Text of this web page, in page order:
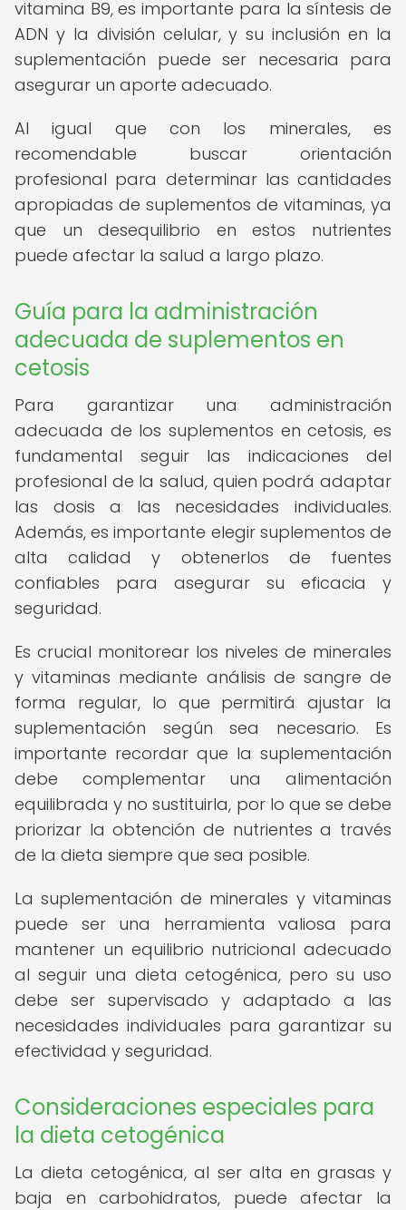
vitamina B9, es importante para la síntesis de
ADN y la división celular, y su inclusión en la
suplementación puede ser necesaria para
asegurar un aporte adecuado.
Al igual que con los minerales, es
recomendable buscar orientación
profesional para determinar las cantidades
apropiadas de suplementos de vitaminas, ya
que un desequilibrio en estos nutrientes
puede afectar la salud a largo plazo.
Guía para la administración
adecuada de suplementos en
cetosis
Para garantizar una administración
adecuada de los suplementos en cetosis, es
fundamental seguir las indicaciones del
profesional de la salud, quien podrá adaptar
las dosis a las necesidades individuales.
Además, es importante elegir suplementos de
alta calidad y obtenerlos de fuentes
confiables para asegurar su eficacia y
seguridad.
Es crucial monitorear los niveles de minerales
y vitaminas mediante análisis de sangre de
forma regular, lo que permitirá ajustar la
suplementación según sea necesario. Es
importante recordar que la suplementación
debe complementar una alimentación
equilibrada y no sustituirla, por lo que se debe
priorizar la obtención de nutrientes a través
de la dieta siempre que sea posible.
La suplementación de minerales y vitaminas
puede ser una herramienta valiosa para
mantener un equilibrio nutricional adecuado
al seguir una dieta cetogénica, pero su uso
debe ser supervisado y adaptado a las
necesidades individuales para garantizar su
efectividad y seguridad.
Consideraciones especiales para
la dieta cetogénica
La dieta cetogénica, al ser alta en grasas y
baja en carbohidratos, puede afectar la